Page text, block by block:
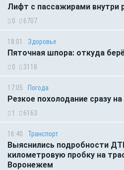
Лифт с пассажирами внутри
0 6707
18:01 Здоровье
Пяточная шпора: откуда
0 3118
17:05 Погода
Резкое похолодание сразу
1 6163
16:40 Транспорт
Выяснились подробности
километровую пробку на
Воронежем